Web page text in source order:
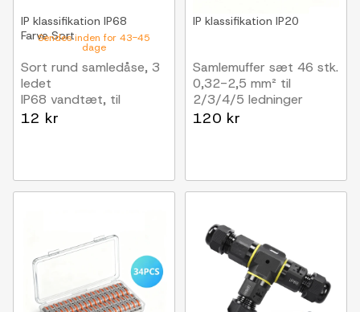
Sendes inden for 43-45
dage
IP klassifikation IP68
FarveSort
Sort rund samledåse, 3
ledet
IP68 vandtæt, til
samling af ledninger,
12 kr
IP klassifikation IP20
Samlemuffer sæt 46 stk.
0,32-2,5 mm² til
2/3/4/5 ledninger
120 kr